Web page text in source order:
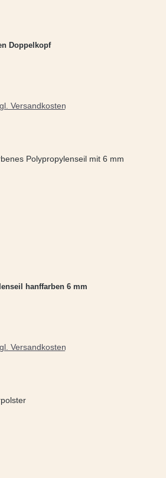
Doppelkopf
Versandkosten
In den Warenkorb
hanffarben 6 mm
Versandkosten